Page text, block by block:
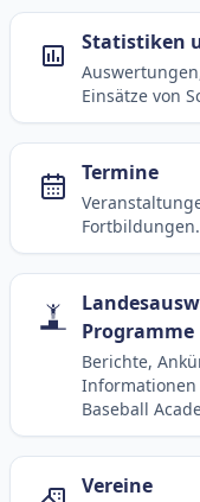
Statistiken
Einsätze von
Termine
Fortbildungen.
Programme
Berichte,
Informationen
Baseball
Vereine